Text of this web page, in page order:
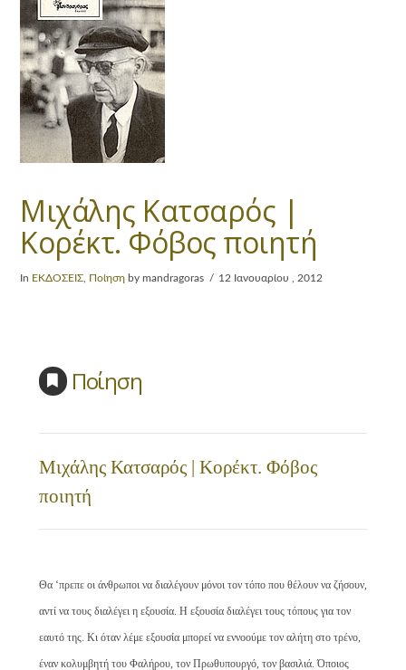
Μιχάλης Κατσαρός |
Κορέκτ. Φόβος ποιητή
In ΕΚΔΟΣΕΙΣ Ποίηση by mandragoras 12 Ιανουαρίου , 2012
Ποίηση
Μιχάλης Κατσαρός | Κορέκτ. Φόβος
ποιητή
Θα ‘πρεπε οι άνθρωποι να διαλέγουν μόνοι τον τόπο που θέλουν να ζήσουν,
αντί να τους διαλέγει η εξουσία. Η εξουσία διαλέγει τους τόπους για τον
εαυτό της. Κι όταν λέμε εξουσία μπορεί να εννοούμε τον αλήτη στο τρένο,
έναν κολυμβητή του Φαλήρου, τον Πρωθυπουργό, τον βασιλιά. Όποιος